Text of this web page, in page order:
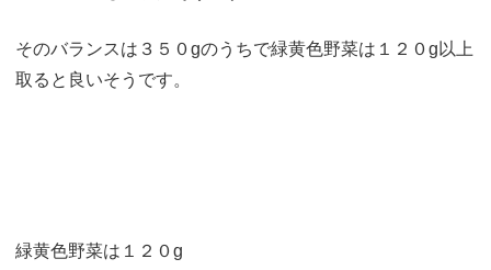
そのバランスは３５０gのうちで緑黄色野菜は１２０g以上
取ると良いそうです。
緑黄色野菜は１２０g